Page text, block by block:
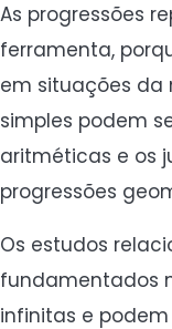
As progressões
ferramenta,
em situações da
simples podem
aritméticas e os
progressões
Os estudos
fundamentados
infinitas e